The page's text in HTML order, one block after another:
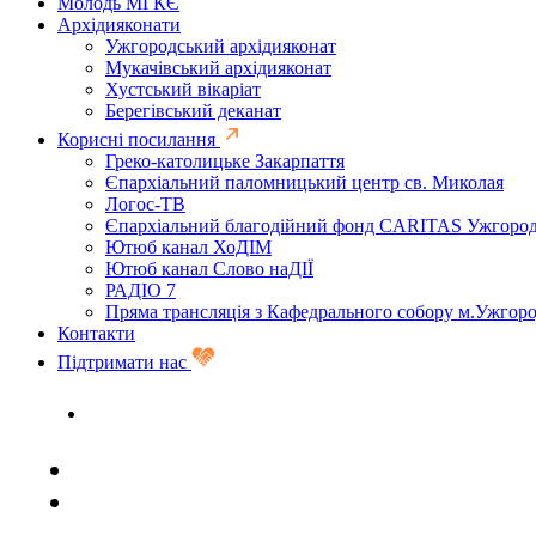
Архідияконати
Ужгородський архідияконат
Мукачівський архідияконат
Хустський вікаріат
Берегівський деканат
Корисні посилання
Греко-католицьке Закарпаття
Єпархіальний паломницький центр св. Миколая
Логос-ТВ
Єпархіальний благодійний фонд CARITAS
Ютюб канал ХоДІМ
Ютюб канал Слово наДІЇ
РАДІО 7
Пряма трансляція з Кафедрального собору
Контакти
Підтримати нас